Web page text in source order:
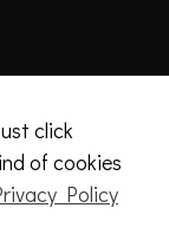
click
of cookies
Policy